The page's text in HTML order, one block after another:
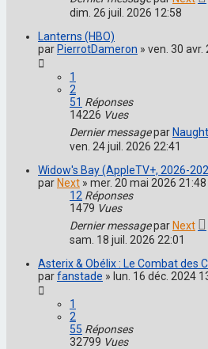
dim. 26 juil. 2026 12:58
Lanterns (HBO)
parPierrotDameron » ven. 30 avr.
1
2
51 Réponses
14226 Vues
Dernier messagepar
ven. 24 juil. 2026 22:41
Widow's Bay (AppleTV+, 2026-
parNext » mer. 20 mai 2026 21:48
12 Réponses
1479 Vues
Dernier messageparNext
sam. 18 juil. 2026 22:01
Asterix & Obélix : Le Combat des
parfanstade » lun. 16 déc. 2024
1
2
55 Réponses
32799 Vues